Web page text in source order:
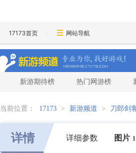
17173首页 网站导航
新游期待榜 热门网游榜
当前位置： 17173 > 新游频道 > 刀郎剑
详情 详细参数 图片 1